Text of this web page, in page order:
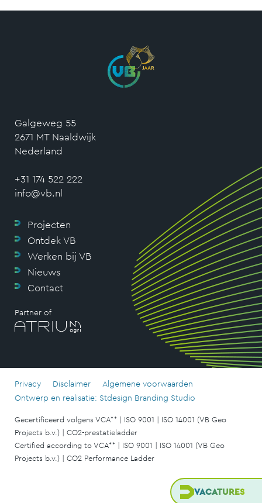
VACATURES
Galgeweg 55
2671 MT Naaldwijk
Nederland
+31 174 522 222
info@vb.nl
Projecten
Ontdek VB
Werken bij VB
Nieuws
Contact
Partner of
Privacy Disclaimer
Algemene voorwaarden
Ontwerp en realisatie: Stdesign Branding Studio
Gecertificeerd volgens VCA** | ISO 9001 | ISO 14001 (VB Geo
Projects b.v.) | CO2-prestatieladder
Certified according to VCA** | ISO 9001 | ISO 14001 (VB Geo
Projects b.v.) | CO2 Performance Ladder